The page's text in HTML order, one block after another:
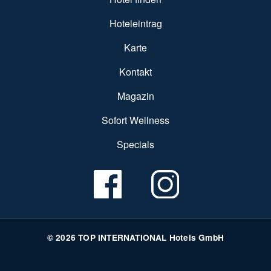
Hoteleintrag
Karte
Kontakt
Magazin
Sofort Wellness
Specials
© 2026 TOP INTERNATIONAL Hotels GmbH